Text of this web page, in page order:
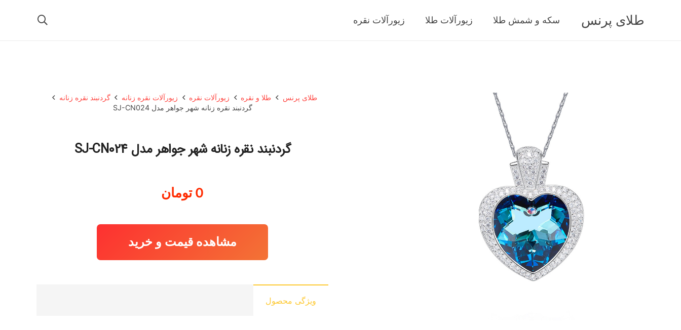
طلای پرنس سکه و شمش طلا زیورآلات طلا زیورآلات نقره
طلای پرنس طلا و نقره زیورآلات نقره زیورآلات نقره زنانه
گردنبند نقره زنانه
گردنبند نقره زنانه شهر جواهر مدل SJ-CN024
گردنبند نقره زنانه شهر جواهر مدل SJ-CN024
0 تومان
مشاهده قیمت و خرید
ویژگی محصول